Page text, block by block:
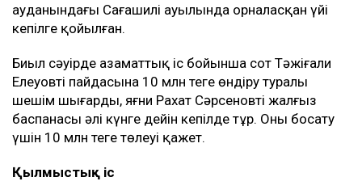
ауданындағы Сағашилі ауылында орналасқан үйі
кепілге қойылған.
Биыл сәуірде азаматтық іс бойынша сот Тәжіғали
Елеуовтің пайдасына 10 млн теңге өндіру туралы
шешім шығарды, яғни Рахат Сәрсеновтің жалғыз
баспанасы әлі күнге дейін кепілде тұр. Оны босату
үшін 10 млн теңге төлеуі қажет.
Қылмыстық іс